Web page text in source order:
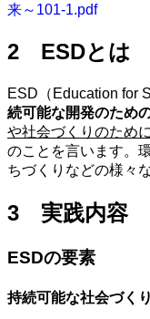
来～101-1.pdf
2 ESDとは
ESD（Education for
続可能な開発のため
や社会づくりのため
のことを言います。
ちづくりなどの様々
3 実践内容
ESDの要素
持続可能な社会づく